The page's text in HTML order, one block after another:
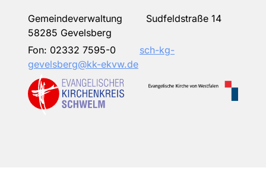
Gemeindeverwaltung Sudfeldstraße 14
58285 Gevelsberg
Fon: 02332 7595-0
sch-kg-
gevelsberg@kk-ekvw.de